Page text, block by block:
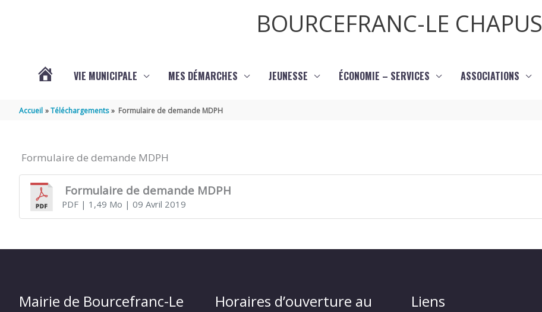
BOURCEFRANC-LE CHAPUS
VIE MUNICIPALE MES DÉMARCHES JEUNESSE ÉCONOMIE – SERVICES ASSOCIATIONS
Accueil Téléchargements Formulaire de demande MDPH
Formulaire de demande MDPH
Formulaire de demande MDPH
PDF| 1,49 Mo | 09 Avril 2019
Mairie de Bourcefranc-Le
Horaires d’ouverture au
Liens